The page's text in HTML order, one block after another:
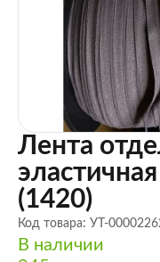
Лента
(1420)
Код товара: УТ-
В наличии